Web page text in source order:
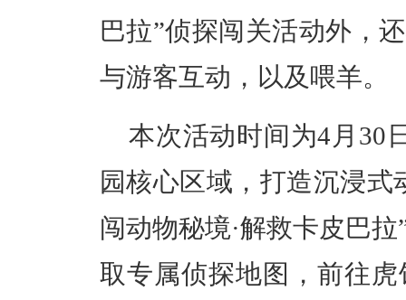
巴拉”侦探闯关活动外，
与游客互动，以及喂羊。
本次活动时间为4月30
园核心区域，打造沉浸
闯动物秘境·解救卡皮巴
取专属侦探地图，前往